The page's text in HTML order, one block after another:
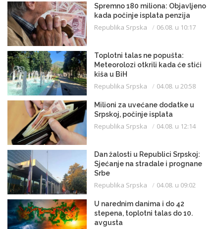
Spremno 180 miliona: Objavljeno
kada počinje isplata penzija
Republika Srpska 06.08. u 10:17
Toplotni talas ne popušta:
Meteorolozi otkrili kada će stići
kiša u BiH
Republika Srpska 04.08. u 20:58
Milioni za uvećane dodatke u
Srpskoj, počinje isplata
Republika Srpska 04.08. u 12:14
Dan žalosti u Republici Srpskoj:
Sjećanje na stradale i prognane
Srbe
Republika Srpska 04.08. u 09:02
U narednim danima i do 42
stepena, toplotni talas do 10.
avgusta